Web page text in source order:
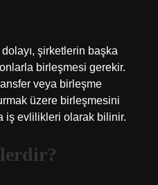
şirketlerin başka
birleşmesi gerekir.
veya birleşme
üzere birleşmesini
iş evlilikleri olarak bilinir.